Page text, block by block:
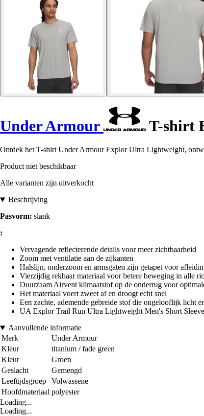
Under Armour T-shirt
Ontdek het T-shirt Under Armour Explor Ultra Lightweight,
Product niet beschikbaar
Alle varianten zijn uitverkocht
Beschrijving
Pasvorm: slank
:
Vervagende reflecterende details voor meer zichtbaarheid
Zoom met ventilatie aan de zijkanten
Halslijn, onderzoom en armsgaten zijn getapet voor
Vierzijdig rekbaar materiaal voor betere beweging in alle
Duurzaam Airvent klimaatstof op de onderrug voor
Het materiaal voert zweet af en droogt echt snel
Een zachte, ademende gebreide stof die ongelooflijk licht
UA Explor Trail Run Ultra Lightweight Men's Short Sleeve
Aanvullende informatie
Merk
Under Armour
Kleur
titanium / fade green
Kleur
Groen
Geslacht
Gemengd
Leeftijdsgroep
Volwassene
Hoofdmateriaal polyester
Loading...
Loading...